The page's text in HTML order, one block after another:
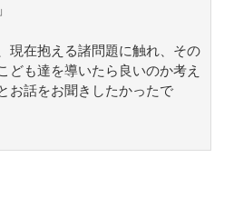
現在抱える諸問題に触れ、その
ども達を導いたら良いのか考え
お話をお聞きしたかったで